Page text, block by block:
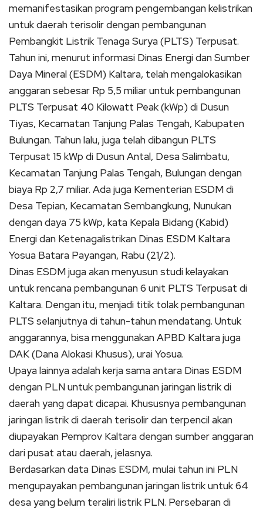
memanifestasikan program pengembangan kelistrikan
untuk daerah terisolir dengan pembangunan
Pembangkit Listrik Tenaga Surya (PLTS) Terpusat.
Tahun ini, menurut informasi Dinas Energi dan Sumber
Daya Mineral (ESDM) Kaltara, telah mengalokasikan
anggaran sebesar Rp 5,5 miliar untuk pembangunan
PLTS Terpusat 40 Kilowatt Peak (kWp) di Dusun
Tiyas, Kecamatan Tanjung Palas Tengah, Kabupaten
Bulungan. Tahun lalu, juga telah dibangun PLTS
Terpusat 15 kWp di Dusun Antal, Desa Salimbatu,
Kecamatan Tanjung Palas Tengah, Bulungan dengan
biaya Rp 2,7 miliar. Ada juga Kementerian ESDM di
Desa Tepian, Kecamatan Sembangkung, Nunukan
dengan daya 75 kWp, kata Kepala Bidang (Kabid)
Energi dan Ketenagalistrikan Dinas ESDM Kaltara
Yosua Batara Payangan, Rabu (21/2).
Dinas ESDM juga akan menyusun studi kelayakan
untuk rencana pembangunan 6 unit PLTS Terpusat di
Kaltara. Dengan itu, menjadi titik tolak pembangunan
PLTS selanjutnya di tahun-tahun mendatang. Untuk
anggarannya, bisa menggunakan APBD Kaltara juga
DAK (Dana Alokasi Khusus), urai Yosua.
Upaya lainnya adalah kerja sama antara Dinas ESDM
dengan PLN untuk pembangunan jaringan listrik di
daerah yang dapat dicapai. Khususnya pembangunan
jaringan listrik di daerah terisolir dan terpencil akan
diupayakan Pemprov Kaltara dengan sumber anggaran
dari pusat atau daerah, jelasnya.
Berdasarkan data Dinas ESDM, mulai tahun ini PLN
mengupayakan pembangunan jaringan listrik untuk 64
desa yang belum teraliri listrik PLN. Persebaran di